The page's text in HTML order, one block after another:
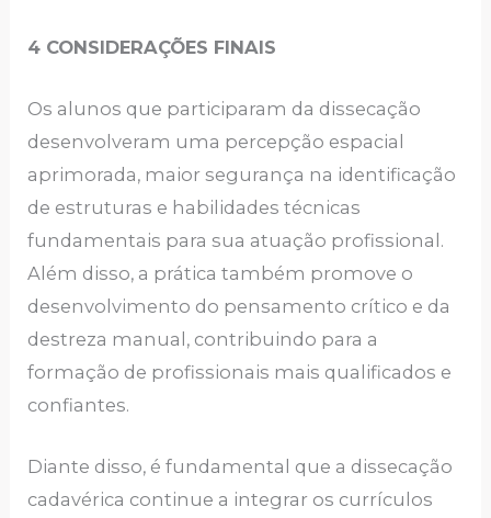
4 CONSIDERAÇÕES FINAIS
Os alunos que participaram da dissecação
desenvolveram uma percepção espacial
aprimorada, maior segurança na identificação
de estruturas e habilidades técnicas
fundamentais para sua atuação profissional.
Além disso, a prática também promove o
desenvolvimento do pensamento crítico e da
destreza manual, contribuindo para a
formação de profissionais mais qualificados e
confiantes.
Diante disso, é fundamental que a dissecação
cadavérica continue a integrar os currículos